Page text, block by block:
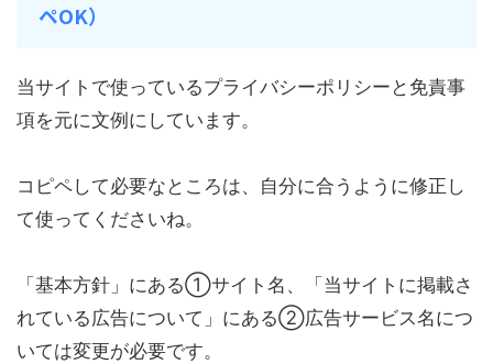
ペOK）
当サイトで使っているプライバシーポリシーと免責事
項を元に文例にしています。
コピペして必要なところは、自分に合うように修正し
て使ってくださいね。
「基本方針」にある①サイト名、「当サイトに掲載さ
れている広告について」にある②広告サービス名につ
いては変更が必要です。